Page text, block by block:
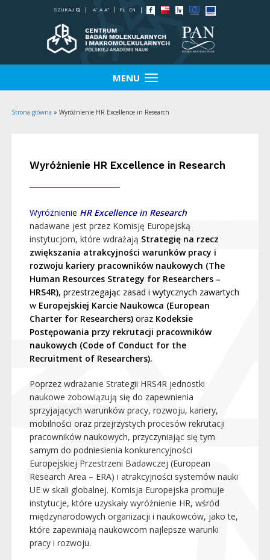
SZUKAJ A- A A+ PL EN
MENU
Strona główna »Wyróżnienie HR Excellence in Research
Wyróżnienie HR Excellence in Research
Wyróżnienie HR Excellence in Research
nadawane jest przez Komisję Europejską
instytucjom, które wdrażają Strategię na rzecz
zwiększania atrakcyjności warunków pracy i
rozwoju kariery pracowników naukowych (The
Human Resources Strategy for Researchers –
HRS4R), przestrzegając zasad i wytycznych zawartych
w Europejskiej Karcie Naukowca (European
Charter for Researchers) oraz Kodeksie
Postępowania przy rekrutacji pracowników
naukowych (Code of Conduct for the
Recruitment of Researchers).
Poprzez wdrażanie Strategii HRS4R jednostki
naukowe zobowiązują się do zapewnienia
sprzyjających warunków pracy, rozwoju, kariery,
mobilności oraz przejrzystych procesów rekrutacji
pracowników naukowych, przyczyniając się tym
samym do podniesienia konkurencyjności
Europejskiej Przestrzeni Badawczej (European
Research Area – ERA) i atrakcyjności systemów nauki
UE w skali globalnej. Komisja Europejska promuje
instytucje, które uzyskały wyróżnienie HR, wśród
międzynarodowych organizacji i naukowców, jako te,
które zapewniają naukowcom najlepsze warunki
pracy i rozwoju.